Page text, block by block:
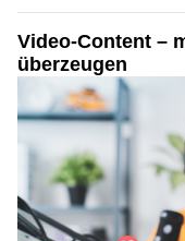
Video-Content –
überzeugen